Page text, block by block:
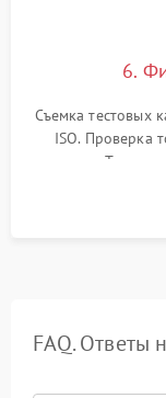
6.
Съемка тестовых
ISO. Проверка
мишени. Тест
вспышки,
FAQ. Ответы